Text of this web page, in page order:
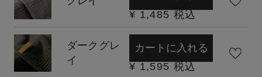
¥ 1,485 税込
ダークグレ
イ
¥ 1,595 税込
カートに入れる